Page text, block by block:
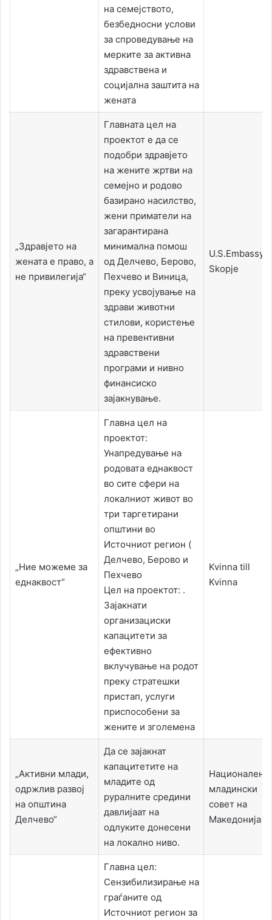
на семејството,
безбедносни услови
за спроведување на
мерките за активна
здравствена и
социјална заштита на
жената
„Здравјето на
жената е право, а
не привилегија“
Главната цел на
проектот е да се
подобри здравјето
на жените жртви на
семејно и родово
базирано насилство,
жени приматели на
загарантирана
минимална помош
од Делчево, Берово,
Пехчево и Виница,
преку усвојување на
здрави животни
стилови, користење
на превентивни
здравствени
програми и нивно
финансиско
зајакнување.
U.S.Embassy
Skopje
„Ние можеме за
еднаквост“
Главна цел на
проектот:
Унапредување на
родовата еднаквост
во сите сфери на
локалниот живот во
три таргетирани
општини во
Источниот регион (
Делчево, Берово и
Пехчево
Цел на проектот: .
Зајакнати
организациски
капацитети за
ефективно
вклучување на родот
преку стратешки
пристап, услуги
приспособени за
жените и зголемена
Kvinna till
Kvinna
„Активни млади,
одржлив развој
на општина
Делчево“
Да се зајакнат
капацитетите на
младите од
руралните средини
давлијаат на
одлуките донесени
на локално ниво.
Национален
младински
совет на
Македонија
Главна цел:
Сензибилизирање на
граѓаните од
Источниот регион за